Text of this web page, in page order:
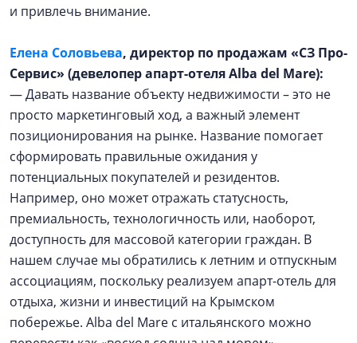
и привлечь внимание.
Елена Соловьева, директор по продажам «СЗ Про-
Сервис» (девелопер апарт-отеля Alba del Mare):
— Давать название объекту недвижимости – это не
просто маркетинговый ход, а важный элемент
позиционирования на рынке. Название помогает
сформировать правильные ожидания у
потенциальных покупателей и резидентов.
Например, оно может отражать статусность,
премиальность, технологичность или, наоборот,
доступность для массовой категории граждан. В
нашем случае мы обратились к летним и отпускным
ассоциациям, поскольку реализуем апарт-отель для
отдыха, жизни и инвестиций на Крымском
побережье. Alba del Mare с итальянского можно